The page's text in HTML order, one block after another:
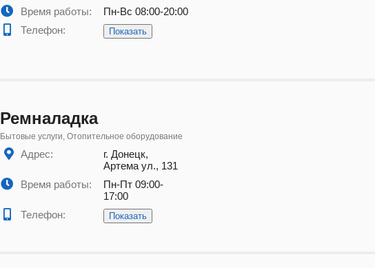
Время работы:
Пн-Вс 08:00-20:00
Телефон:
Показать
Ремналадка
Бытовые услуги, Отопительное оборудование
Адрес:
г. Донецк,
Артема ул., 131
Время работы:
Пн-Пт 09:00-
17:00
Телефон:
Показать